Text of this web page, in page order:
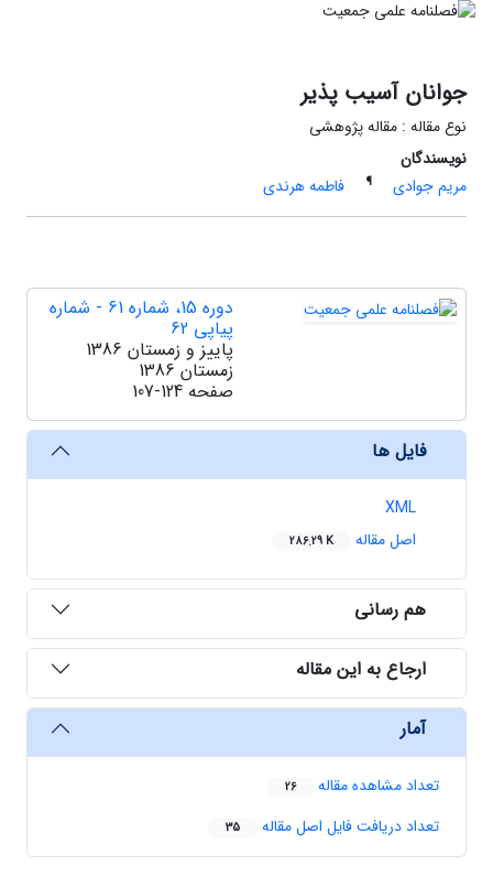
جوانان آسیب پذیر
نوع مقاله : مقاله پژوهشی
نویسندگان
مریم جوادی
¶ فاطمه هرندی
دوره 15، شماره 61 - شماره
پیاپی 62
پاییز و زمستان 1386
زمستان 1386
صفحه 107-124
فایل ها
XML
اصل مقاله
286.29 K
هم رسانی
ارجاع به این مقاله
آمار
تعداد مشاهده مقاله 26
تعداد دریافت فایل اصل مقاله 35